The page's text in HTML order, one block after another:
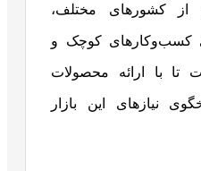
از کشورهای مختلف،
کسب‌وکارهای کوچک و
تا با ارائه محصولات
نیازهای این بازار